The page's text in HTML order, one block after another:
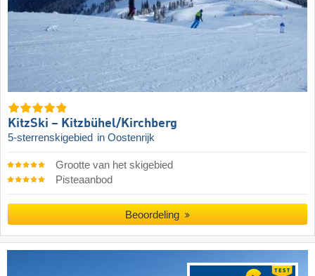
KitzSki – Kitzbühel/​Kirchberg
5-sterrenskigebied in Oostenrijk
Grootte van het skigebied
Pisteaanbod
Beoordeling